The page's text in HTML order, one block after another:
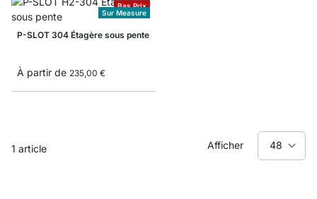
Bas Prix
Sur Measure
P-SLOT 304 Étagère sous pente
À partir de 235,00 €
1 article Afficher